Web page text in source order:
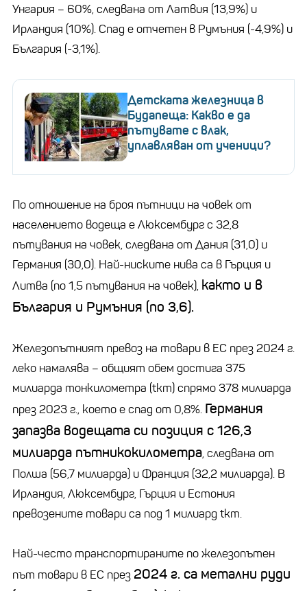
Унгария – 60%, следвана от Латвия (13,9%) и
Ирландия (10%). Спад е отчетен в Румъния (-4,9%) и
България (-3,1%).
Детската железница в
Будапеща: Какво е да
пътувате с влак,
уплавляван от ученици?
По отношение на броя пътници на човек от
населението водеща е Люксембург с 32,8
пътувания на човек, следвана от Дания (31,0) и
Германия (30,0). Най-ниските нива са в Гърция и
Литва (по 1,5 пътувания на човек), както и в
България и Румъния (по 3,6).
Железопътният превоз на товари в ЕС през 2024 г.
леко намалява – общият обем достига 375
милиарда тонкилометра (tkm) спрямо 378 милиарда
през 2023 г., което е спад от 0,8%. Германия
запазва водещата си позиция с 126,3
милиарда пътникокилометра, следвана от
Полша (56,7 милиарда) и Франция (32,2 милиарда). В
Ирландия, Люксембург, Гърция и Естония
превозените товари са под 1 милиард tkm.
Най-често транспортираните по железопътен
път товари в ЕС през 2024 г. са метални руди